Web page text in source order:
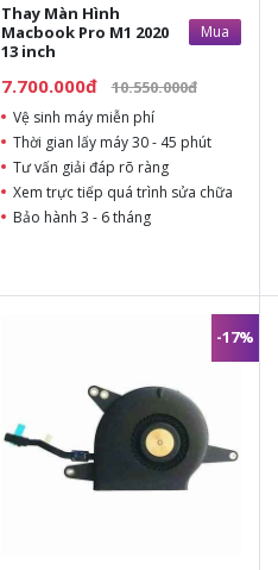
Thay Màn Hình
Macbook Pro M1 2020
13 inch
Mua
7.700.000đ 10.550.000đ
Vệ sinh máy miễn phí
Thời gian lấy máy 30 - 45 phút
Tư vấn giải đáp rõ ràng
Xem trực tiếp quá trình sửa chữa
Bảo hành 3 - 6 tháng
-17%